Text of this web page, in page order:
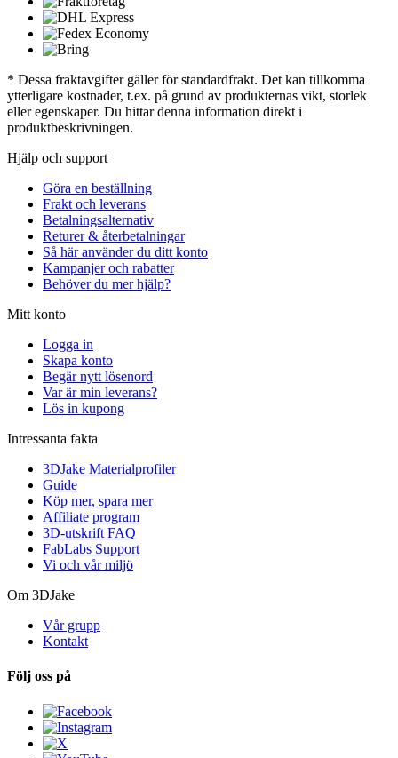
* Dessa fraktavgifter gäller för standardfrakt. Det kan tillkomma
ytterligare kostnader, t.ex. på grund av produkternas vikt, storlek
eller egenskaper. Du hittar denna information direkt i
produktbeskrivningen.
Hjälp och support
Göra en beställning
Frakt och leverans
Betalningsalternativ
Returer & återbetalningar
Så här använder du ditt konto
Kampanjer och rabatter
Behöver du mer hjälp?
Mitt konto
Logga in
Skapa konto
Begär nytt lösenord
Var är min leverans?
Lös in kupong
Intressanta fakta
3DJake Materialprofiler
Guide
Köp mer, spara mer
Affiliate program
3D-utskrift FAQ
FabLabs Support
Vi och vår miljö
Om 3DJake
Vår grupp
Kontakt
Följ oss på